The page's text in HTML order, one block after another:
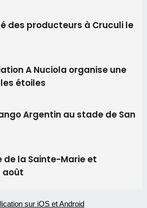
Argentin au stade de San
de la Sainte-Marie et
août
Où s'installer en Corse pour
du spectacle ?
la nouvelle Miss Corse 2026
reviendra pas avant 2081